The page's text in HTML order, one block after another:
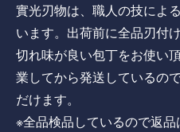
實光刃物は、職人の技によ
います。出荷前に全品刃付
切れ味が良い包丁をお使い
業してから発送しているの
だけます。
※全品検品しているので返品